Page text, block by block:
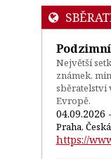
Největší
známek,
sběratelstvi
Evropě.
04.09.2026
Praha,
https://